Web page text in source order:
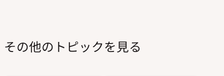
その他のトピックを見る